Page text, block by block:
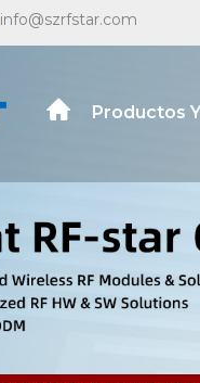
info@szrfstar.com
Productos